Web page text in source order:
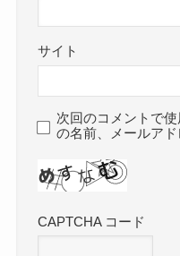
サイト
次回のコメントで
の名前、メールアド
CAPTCHA コード